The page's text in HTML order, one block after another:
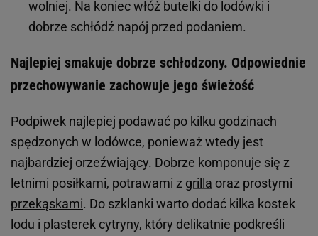
wolniej. Na koniec włóż butelki do lodówki i
dobrze schłódź napój przed podaniem.
Najlepiej smakuje dobrze schłodzony. Odpowiednie
przechowywanie zachowuje jego świeżość
Podpiwek najlepiej podawać po kilku godzinach
spędzonych w lodówce, ponieważ wtedy jest
najbardziej orzeźwiający. Dobrze komponuje się z
letnimi posiłkami, potrawami z grilla oraz prostymi
przekąskami. Do szklanki warto dodać kilka kostek
lodu i plasterek cytryny, który delikatnie podkreśli